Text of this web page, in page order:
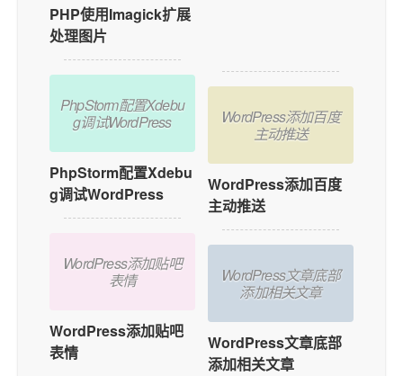
PHP使用Imagick扩展
处理图片
PhpStorm配置Xdebu
g调试WordPress
PhpStorm配置Xdebu
g调试WordPress
WordPress添加贴吧
表情
WordPress添加贴吧
表情
WordPress添加百度
主动推送
WordPress添加百度
主动推送
WordPress文章底部
添加相关文章
WordPress文章底部
添加相关文章